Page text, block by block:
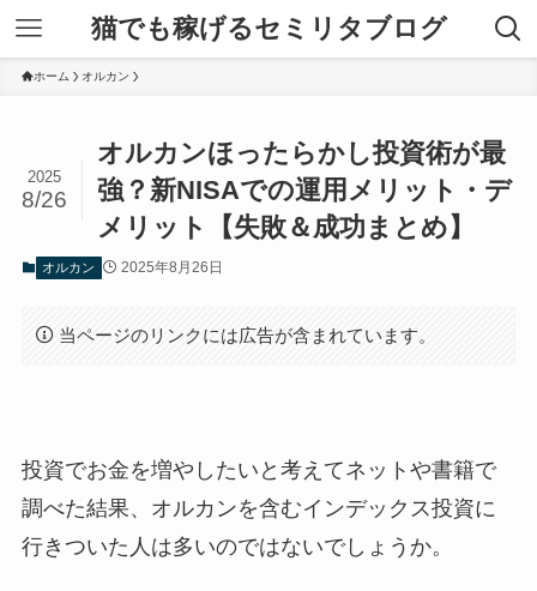
猫でも稼げるセミリタブログ
ホーム オルカン
オルカンほったらかし投資術が最
強？新NISAでの運用メリット・デ
メリット【失敗＆成功まとめ】
2025
8/26
オルカン 2025年8月26日
当ページのリンクには広告が含まれています。
投資でお金を増やしたいと考えてネットや書籍で
調べた結果、オルカンを含むインデックス投資に
行きついた人は多いのではないでしょうか。